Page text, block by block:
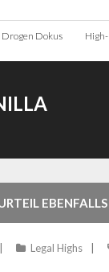
Drogen Dokus
Legal Highs